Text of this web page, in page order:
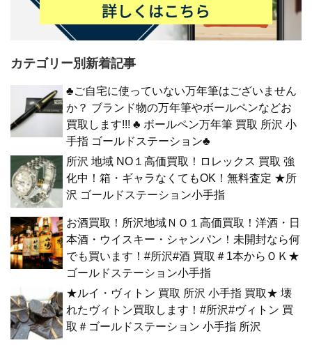
カテゴリー別新着記事
♣ご自宅に使っていない万年筆はございません
か？ ブランド物の万年筆やボールペンなどお
買取します!!! ♣ ボールペン万年筆 買取 所沢 小
手指 ゴールドステーション♣
所沢 地域 NO１高価買取！ロレックス 買取 強
化中！箱・ギャラなくてもOK！無料査定 ★所
沢 ゴールドステーション小手指
お酒買取！所沢地域ＮＯ１高価買取！洋酒・日
本酒・ウイスキー・シャンパン！未開封なら何
でも買います！#所沢#酒 買取＃1本からＯＫ★
ゴールドステーション小手指
★ルイ・ヴィトン 買取 所沢 小手指 買取★ 壊
れたヴィトン買取します！#所沢#ヴィトン 買
取＃ゴールドステーション 小手指 所沢